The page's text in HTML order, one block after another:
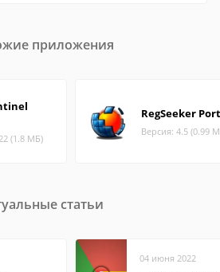
приложения
(1.8 МБ)
RegSeeker
Версия: 4.5 (0.99
статьи
04 июня 2022